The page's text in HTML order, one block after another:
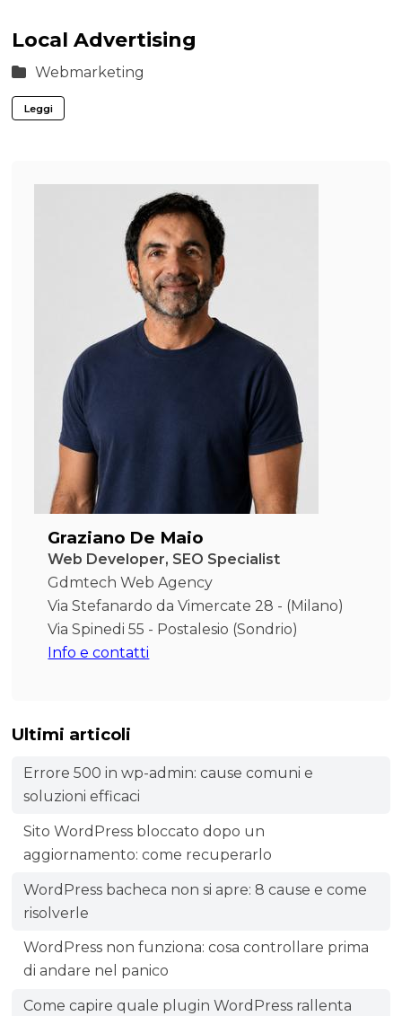
Local Advertising
Webmarketing
Leggi
Graziano De Maio
Web Developer, SEO Specialist
Gdmtech Web Agency
Via Stefanardo da Vimercate 28 - (Milano)
Via Spinedi 55 - Postalesio (Sondrio)
Info e contatti
Ultimi articoli
Errore 500 in wp-admin: cause comuni e
soluzioni efficaci
Sito WordPress bloccato dopo un
aggiornamento: come recuperarlo
WordPress bacheca non si apre: 8 cause e come
risolverle
WordPress non funziona: cosa controllare prima
di andare nel panico
Come capire quale plugin WordPress rallenta